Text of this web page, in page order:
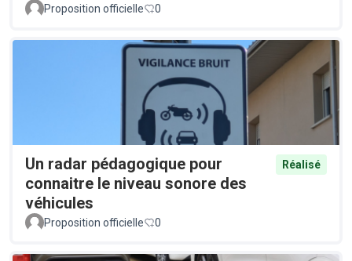
Proposition officielle 0
Un radar pédagogique pour
connaitre le niveau sonore des
véhicules
Réalisé
Proposition officielle 0